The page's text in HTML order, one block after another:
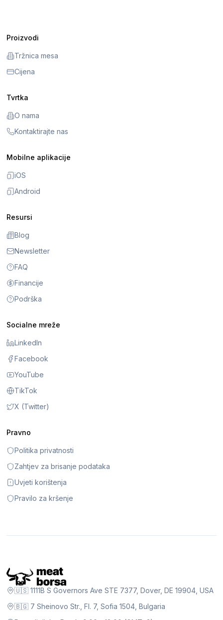
Proizvodi
Tržnica mesa
Cijena
Tvrtka
O nama
Kontaktirajte nas
Mobilne aplikacije
iOS
Android
Resursi
Blog
Newsletter
FAQ
Financije
Podrška
Socialne mreže
LinkedIn
Facebook
YouTube
TikTok
X (Twitter)
Pravno
Politika privatnosti
Zahtjev za brisanje podataka
Uvjeti korištenja
Pravilo za kršenje
🇺🇸 1111B S Governors Ave STE 7377, Dover, DE 19904, USA
🇧🇬 7 Sheinovo Str., Fl. 7, Sofia 1504, Bulgaria